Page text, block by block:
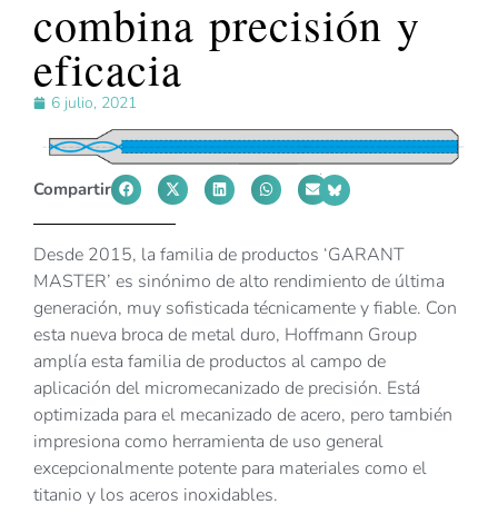
combina precisión y
eficacia
6 julio, 2021
Compartir
Desde 2015, la familia de productos ‘GARANT
MASTER’ es sinónimo de alto rendimiento de última
generación, muy sofisticada técnicamente y fiable. Con
esta nueva broca de metal duro, Hoffmann Group
amplía esta familia de productos al campo de
aplicación del micromecanizado de precisión. Está
optimizada para el mecanizado de acero, pero también
impresiona como herramienta de uso general
excepcionalmente potente para materiales como el
titanio y los aceros inoxidables.